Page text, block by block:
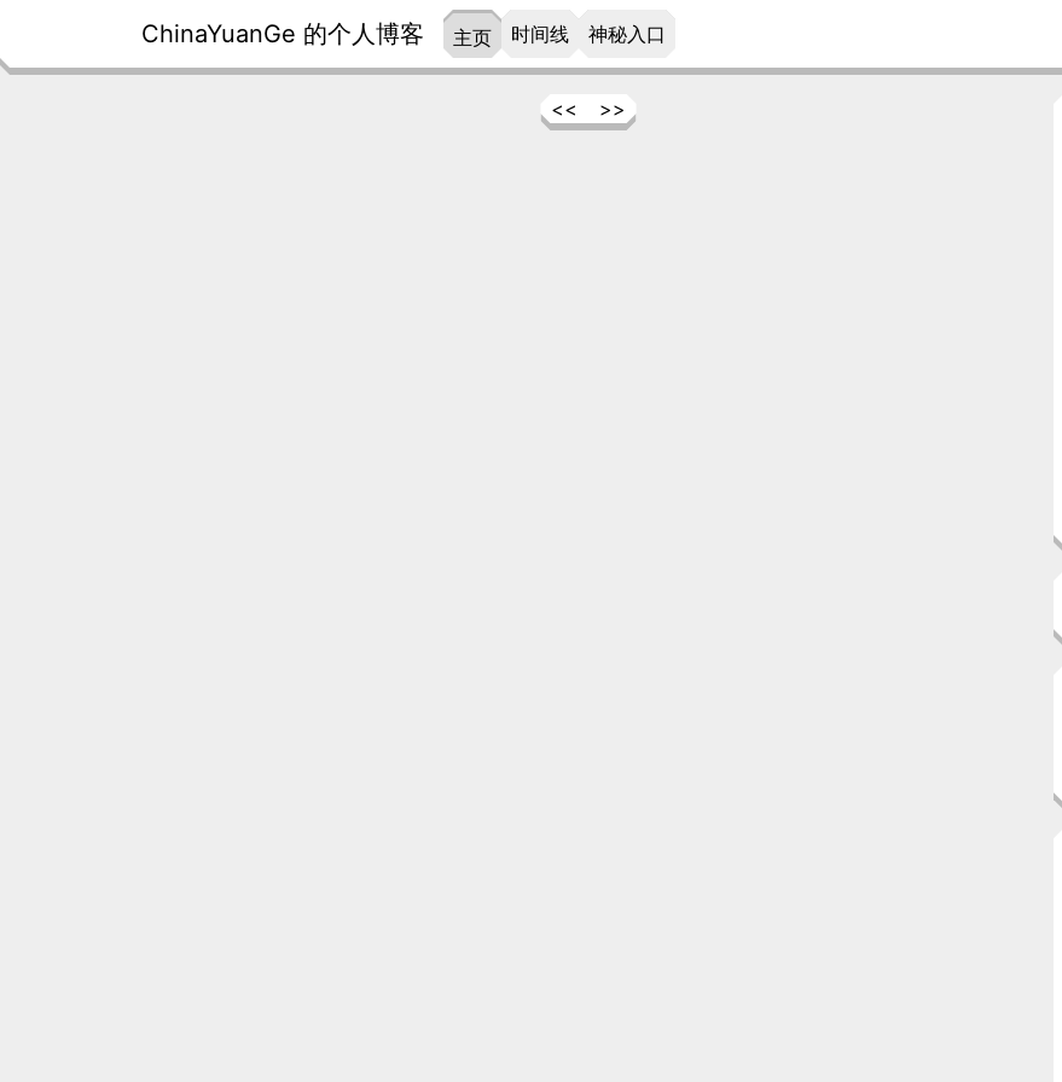
ChinaYuanGe 的个人博客 主页 时间线 神秘入口
<< >>